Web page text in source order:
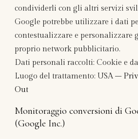
condividerli con gli altri servizi
Google potrebbe utilizzare i dati
contestualizzare e personalizzare
proprio network pubblicitario.
Dati personali raccolti: Cookie e
Luogo del trattamento: USA –
Out
Monitoraggio conversioni di
(Google Inc.)